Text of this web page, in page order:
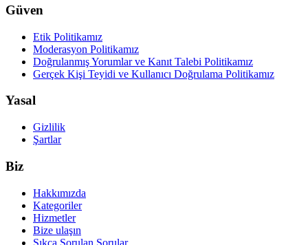
Güven
Etik Politikamız
Moderasyon Politikamız
Doğrulanmış Yorumlar ve Kanıt Talebi Politikamız
Gerçek Kişi Teyidi ve Kullanıcı Doğrulama Politikamız
Yasal
Gizlilik
Şartlar
Biz
Hakkımızda
Kategoriler
Hizmetler
Bize ulaşın
Sıkça Sorulan Sorular